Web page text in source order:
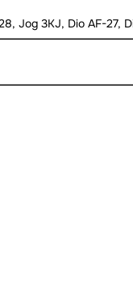
Jog 3KJ, Dio AF-27,